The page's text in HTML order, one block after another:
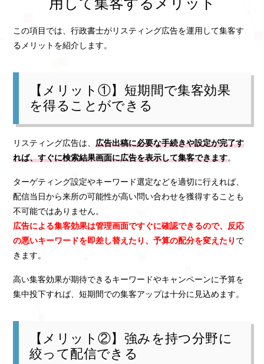
この項目では、行政書士がリスティング広告を運用して集客す
るメリットを紹介します。
【メリット①】短期間で集客効果
を得ることができる
リスティング広告は、広告出稿に必要な手続きや設定が完了す
れば、すぐに検索結果画面に広告を表示して集客できます。
ターゲティング設定やキーワード選定などを適切に行えれば、
配信当日から来所の可能性が高い問い合わせを獲得することも
不可能ではありません。
広告による集客効果は管理画面ですぐに確認できるので、反応
の悪いキーワードを即差し替えたり、予算の配分を変えたり で
きます。
高い集客効果が期待できるキーワードやキャンペーンに予算を
集中投下すれば、短期間での集客アップは十分に見込めます。
【メリット②】強みを持つ分野に
絞って配信できる